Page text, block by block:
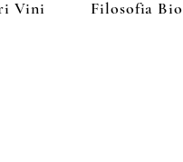
Vini Filosofia Bio